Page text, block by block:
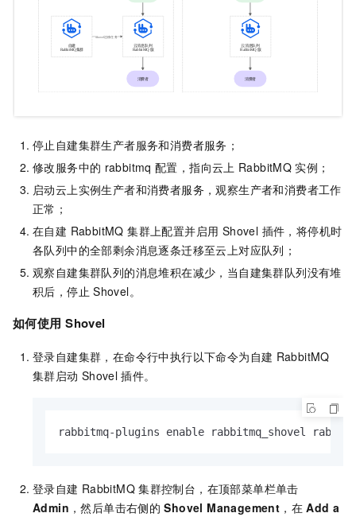
停止自建集群生产者服务和消费者服务；
修改服务中的 rabbitmq 配置，指向云上 RabbitMQ 实例；
启动云上实例生产者和消费者服务，观察生产者和消费者工作
正常；
在自建 RabbitMQ 集群上配置并启用 Shovel 插件，将停机时
各队列中的全部剩余消息逐条迁移至云上对应队列；
观察自建集群队列的消息堆积在减少，当自建集群队列没有堆
积后，停止 Shovel。
如何使用 Shovel
登录自建集群，在命令行中执行以下命令为自建 RabbitMQ
集群启动 Shovel 插件。
rabbitmq-plugins enable rabbitmq_shovel
登录自建 RabbitMQ 集群控制台，在顶部菜单栏单击
Admin ，然后单击右侧的 Shovel Management ，在 Add a